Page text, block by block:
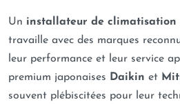
Un installateur de climatisation
travaille avec des marques
leur performance et leur service
premium japonaises Daikin et
souvent plébiscitées pour leur